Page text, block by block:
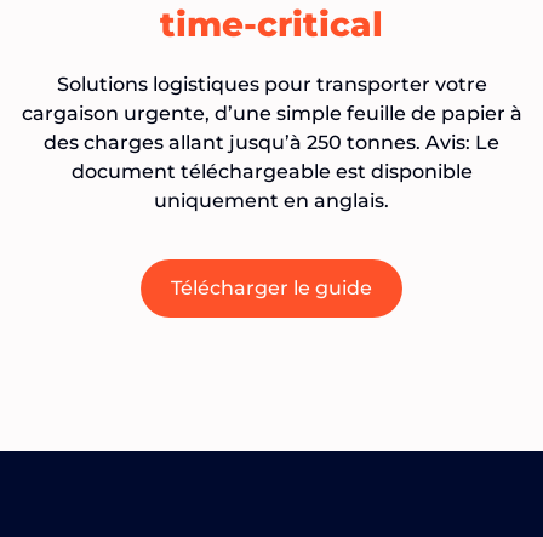
time-critical
Solutions logistiques pour transporter votre
cargaison urgente, d’une simple feuille de papier à
des charges allant jusqu’à 250 tonnes. Avis: Le
document téléchargeable est disponible
uniquement en anglais.
Télécharger le guide